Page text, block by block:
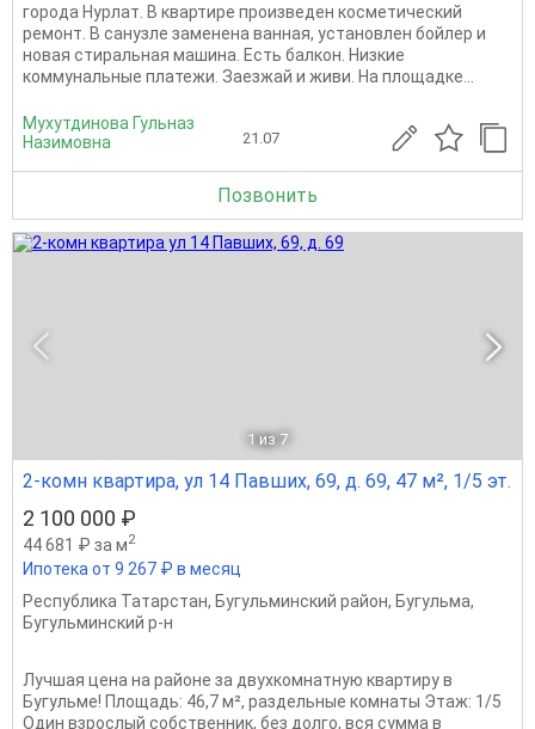
города Нурлат. В квартире произведен косметический
ремонт. В санузле заменена ванная, установлен бойлер и
новая стиральная машина. Есть балкон. Низкие
коммунальные платежи. Заезжай и живи. На площадке...
Мухутдинова Гульназ
Назимовна
21.07
Позвонить
1 из 7
2-комн квартира, ул 14 Павших, 69, д. 69, 47 м², 1/5 эт.
2 100 000 ₽
44 681 ₽ за м2
Ипотека от 9 267 ₽ в месяц
Республика Татарстан, Бугульминский район, Бугульма,
Бугульминский р-н
Лучшая цена на районе за двухкомнатную квартиру в
Бугульме! Площадь: 46,7 м², раздельные комнаты Этаж: 1/5
Один взрослый собственник, без долго, вся сумма в